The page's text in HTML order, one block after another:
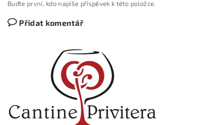
Buďte první, kdo napíše příspěvek k této položce.
Přidat komentář